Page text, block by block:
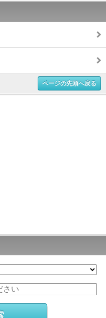
ページの先頭へ戻る